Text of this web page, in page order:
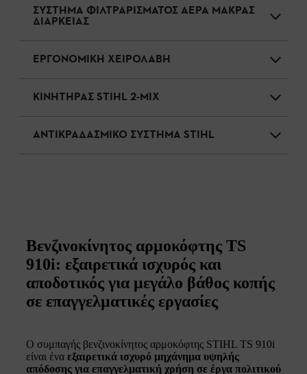
ΣΥΣΤΗΜΑ ΦΙΛΤΡΑΡΙΣΜΑΤΟΣ ΑΕΡΑ ΜΑΚΡΑΣ
ΔΙΑΡΚΕΙΑΣ
ΕΡΓΟΝΟΜΙΚΗ ΧΕΙΡΟΛΑΒΗ
ΚΙΝΗΤΗΡΑΣ STIHL 2-MIX
ΑΝΤΙΚΡΑΔΑΣΜΙΚΟ ΣΥΣΤΗΜΑ STIHL
Βενζινοκίνητος αρμοκόφτης TS
910i: εξαιρετικά ισχυρός και
αποδοτικός για μεγάλο βάθος κοπής
σε επαγγελματικές εργασίες
Ο συμπαγής βενζινοκίνητος αρμοκόφτης STIHL TS 910i
είναι ένα εξαιρετικά ισχυρό μηχάνημα υψηλής
απόδοσης για επαγγελματική χρήση σε έργα πολιτικού